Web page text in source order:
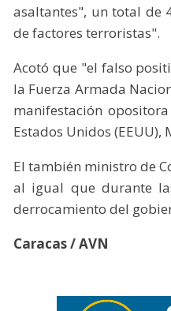
asaltantes", un total de
de factores terroristas".
Acotó que "el falso
la Fuerza Armada
manifestación
Estados Unidos (EEUU),
El también ministro de
al igual que durante
derrocamiento del
Caracas / AVN